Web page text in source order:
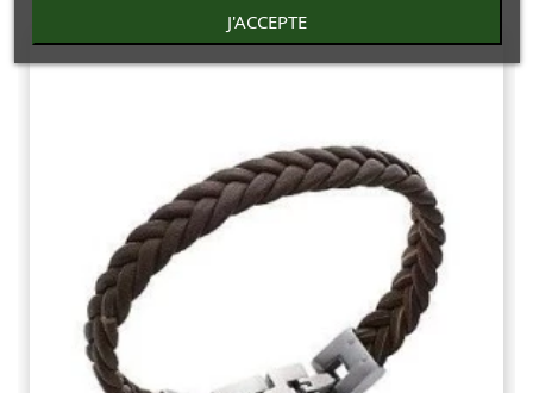
J'ACCEPTE